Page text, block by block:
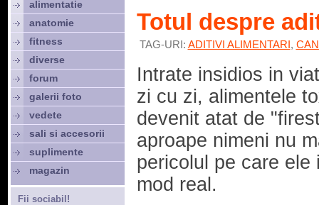
Totul despre
TAG-URI: ADITIVI ALIMENTARI,
Intrate insidios in
zi cu zi, alimentele
devenit atat de
aproape nimeni nu
pericolul pe care ele
mod real.
alimentatie
anatomie
fitness
diverse
forum
galerii foto
vedete
sali si accesorii
suplimente
magazin
Fii sociabil!